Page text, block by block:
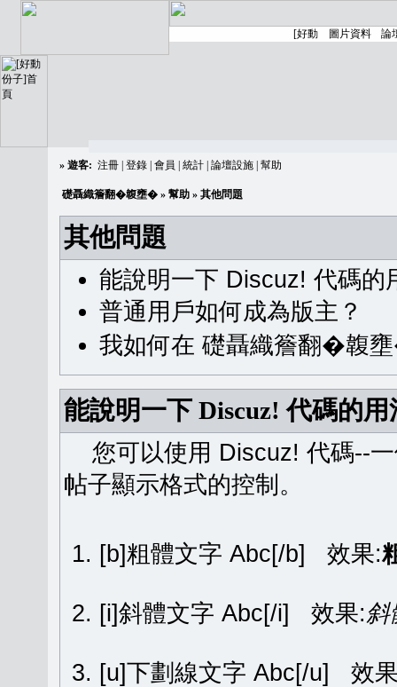
» 遊客: 注冊 登錄 會員 統計 論壇設施 幫助
礎聶織簷翻�䪖壅� » 幫助 » 其他問題
其他問題
能說明一下 Discuz! 代碼的
普通用戶如何成為版主？
我如何在 礎聶織簷翻�䪖
能說明一下 Discuz! 代碼的用
您可以使用 Discuz! 代碼--一
帖子顯示格式的控制。
[b]粗體文字 Abc[/b] 效果:
[i]斜體文字 Abc[/i] 效果:斜
[u]下劃線文字 Abc[/u] 效